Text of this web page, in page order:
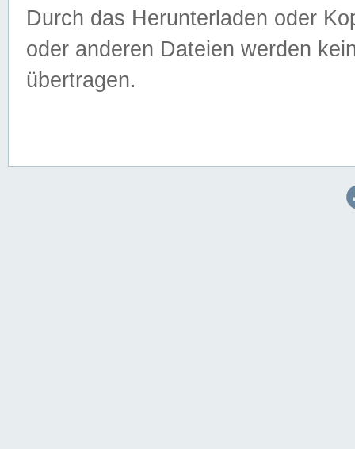
Durch das Herunterladen oder
oder anderen Dateien werden
übertragen.